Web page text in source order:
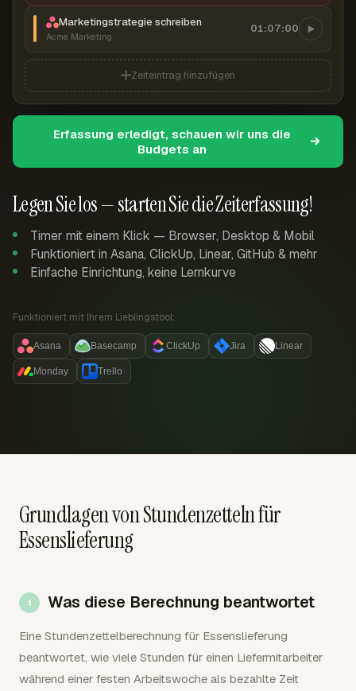
Legen Sie los — starten Sie die Zeiterfassung!
Timer mit einem Klick — Browser, Desktop & Mobil
Funktioniert in Asana, ClickUp, Linear, GitHub & mehr
Einfache Einrichtung, keine Lernkurve
Funktioniert mit Ihrem Lieblingstool:
Asana Basecamp ClickUp Jira Linear
Monday Trello
Marketingstrategie schreiben
Acme Marketing
01:07:00
Zeiteintrag hinzufügen
Erfassung erledigt, schauen wir uns die
Budgets an
Grundlagen von Stundenzetteln für
Essenslieferung
Was diese Berechnung beantwortet
Eine Stundenzettelberechnung für Essenslieferung
beantwortet, wie viele Stunden für einen Liefermitarbeiter
während einer festen Arbeitswoche als bezahlte Zeit